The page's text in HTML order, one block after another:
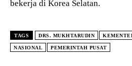
bekerja di Korea Selatan.
TAGS DRS. MUKHTARUDIN
NASIONAL PEMERINTAH PUSAT